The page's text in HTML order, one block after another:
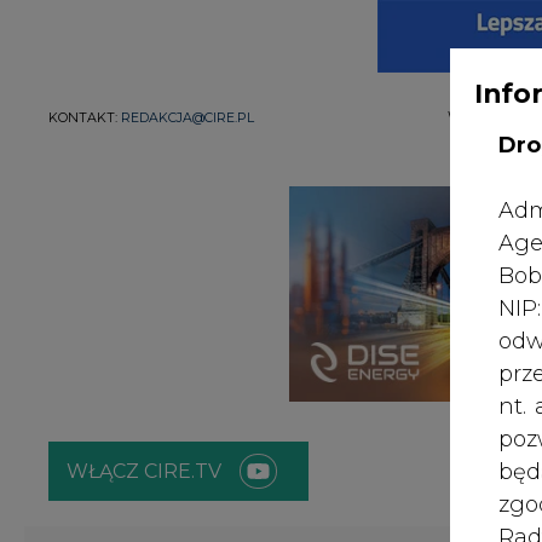
KONTAKT: REDAKCJA@CIRE.PL WYDAWCA
WŁĄCZ CIRE.TV
nt.